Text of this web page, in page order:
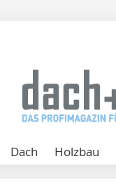
Dach Holzbau